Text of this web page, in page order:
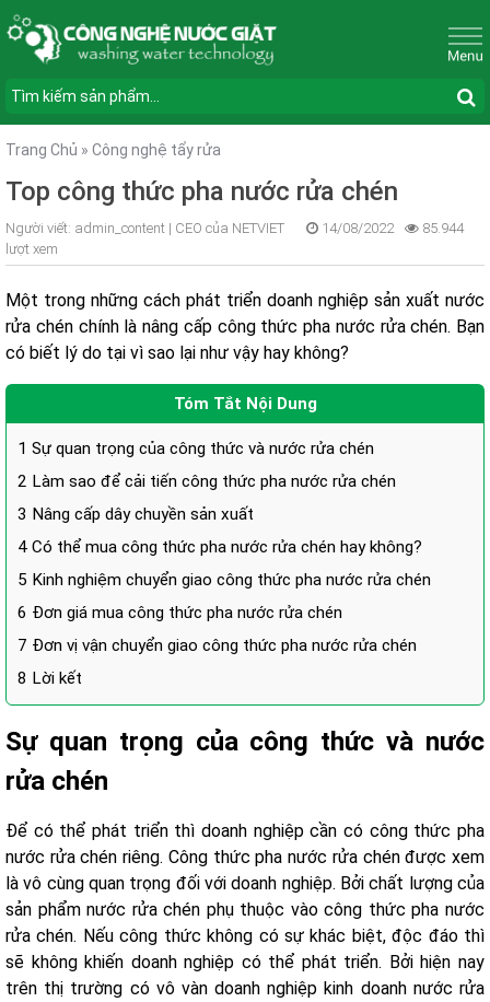
Trang Chủ » Công nghệ tẩy rửa
Top công thức pha nước rửa chén
Người viết: admin_content | CEO của NETVIET 14/08/2022
85.944
lượt xem
Một trong những cách phát triển doanh nghiệp sản xuất nước
rửa chén chính là nâng cấp công thức pha nước rửa chén. Bạn
có biết lý do tại vì sao lại như vậy hay không?
Tóm Tắt Nội Dung
1 Sự quan trọng của công thức và nước rửa chén
2 Làm sao để cải tiến công thức pha nước rửa chén
3 Nâng cấp dây chuyền sản xuất
4 Có thể mua công thức pha nước rửa chén hay không?
5 Kinh nghiệm chuyển giao công thức pha nước rửa chén
6 Đơn giá mua công thức pha nước rửa chén
7 Đơn vị vận chuyển giao công thức pha nước rửa chén
8 Lời kết
Sự quan trọng của công thức và nước
rửa chén
Để có thể phát triển thì doanh nghiệp cần có công thức pha
nước rửa chén riêng. Công thức pha nước rửa chén được xem
là vô cùng quan trọng đối với doanh nghiệp. Bởi chất lượng của
sản phẩm nước rửa chén phụ thuộc vào công thức pha nước
rửa chén. Nếu công thức không có sự khác biệt, độc đáo thì
sẽ không khiến doanh nghiệp có thể phát triển. Bởi hiện nay
trên thị trường có vô vàn doanh nghiệp kinh doanh nước rửa